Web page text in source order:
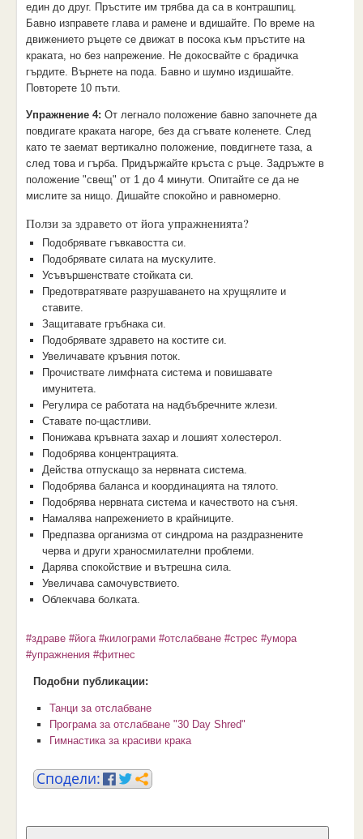
един до друг. Пръстите им трябва да са в контрашпиц.
Бавно изправете глава и рамене и вдишайте. По време на
движението ръцете се движат в посока към пръстите на
краката, но без напрежение. Не докосвайте с брадичка
гърдите. Върнете на пода. Бавно и шумно издишайте.
Повторете 10 пъти.
Упражнение 4: От легнало положение бавно започнете да
повдигате краката нагоре, без да сгъвате коленете. След
като те заемат вертикално положение, повдигнете таза, а
след това и гърба. Придържайте кръста с ръце. Задръжте в
положение "свещ" от 1 до 4 минути. Опитайте се да не
мислите за нищо. Дишайте спокойно и равномерно.
Ползи за здравето от йога упражненията?
Подобрявате гъвкавостта си.
Подобрявате силата на мускулите.
Усъвършенствате стойката си.
Предотвратявате разрушаването на хрущялите и
ставите.
Защитавате гръбнака си.
Подобрявате здравето на костите си.
Увеличавате кръвния поток.
Прочиствате лимфната система и повишавате
имунитета.
Регулира се работата на надбъбречните жлези.
Ставате по-щастливи.
Понижава кръвната захар и лошият холестерол.
Подобрява концентрацията.
Действа отпускащо за нервната система.
Подобрява баланса и координацията на тялото.
Подобрява нервната система и качеството на съня.
Намалява напрежението в крайниците.
Предпазва организма от синдрома на раздразнените
черва и други храносмилателни проблеми.
Дарява спокойствие и вътрешна сила.
Увеличава самочувствието.
Облекчава болката.
#здраве #йога #килограми #отслабване #стрес #умора
#упражнения #фитнес
Подобни публикации:
Танци за отслабване
Програма за отслабване "30 Day Shred"
Гимнастика за красиви крака